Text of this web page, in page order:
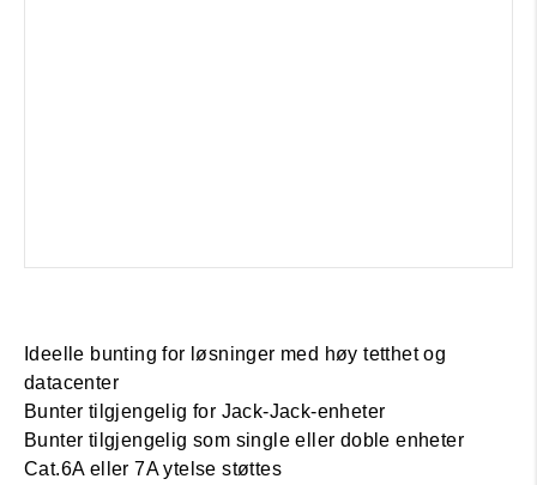
Ideelle bunting for løsninger med høy tetthet og
datacenter
Bunter tilgjengelig for Jack-Jack-enheter
Bunter tilgjengelig som single eller doble enheter
Cat.6A eller 7A ytelse støttes